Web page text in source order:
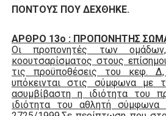
ΠΟΝΤΟΥΣ ΠΟΥ ΔΕΧΘΗΚΕ.
ΑΡΘΡΟ 13ο : ΠΡΟΠΟΝΗΤΗΣ
Οι προπονητές των
κοουτσαρίσματος στους
τις προϋποθέσεις του κεφ.
υπόκεινται στις σύμφωνα με
ασυμβίβαστη η ιδιότητα του
ιδιότητα του αθλητή